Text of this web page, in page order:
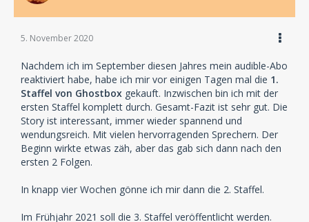
5. November 2020
Nachdem ich im September diesen Jahres mein audible-Abo
reaktiviert habe, habe ich mir vor einigen Tagen mal die 1.
Staffel von Ghostbox gekauft. Inzwischen bin ich mit der
ersten Staffel komplett durch. Gesamt-Fazit ist sehr gut. Die
Story ist interessant, immer wieder spannend und
wendungsreich. Mit vielen hervorragenden Sprechern. Der
Beginn wirkte etwas zäh, aber das gab sich dann nach den
ersten 2 Folgen.
In knapp vier Wochen gönne ich mir dann die 2. Staffel.
Im Frühjahr 2021 soll die 3. Staffel veröffentlicht werden.